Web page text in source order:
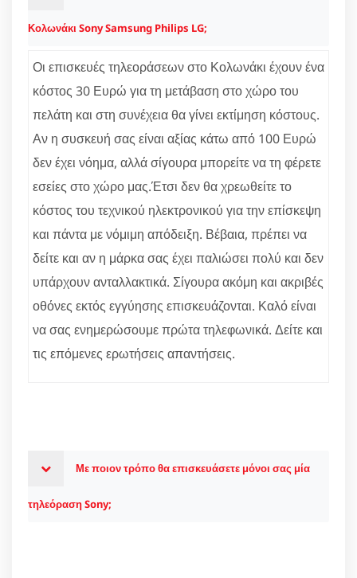
Κολωνάκι Sony Samsung Philips LG;
Οι επισκευές τηλεοράσεων στο Κολωνάκι έχουν ένα
κόστος 30 Ευρώ για τη μετάβαση στο χώρο του
πελάτη και στη συνέχεια θα γίνει εκτίμηση κόστους.
Αν η συσκευή σας είναι αξίας κάτω από 100 Ευρώ
δεν έχει νόημα, αλλά σίγουρα μπορείτε να τη φέρετε
εσείες στο χώρο μας.Έτσι δεν θα χρεωθείτε το
κόστος του τεχνικού ηλεκτρονικού για την επίσκεψη
και πάντα με νόμιμη απόδειξη. Βέβαια, πρέπει να
δείτε και αν η μάρκα σας έχει παλιώσει πολύ και δεν
υπάρχουν ανταλλακτικά. Σίγουρα ακόμη και ακριβές
οθόνες εκτός εγγύησης επισκευάζονται. Καλό είναι
να σας ενημερώσουμε πρώτα τηλεφωνικά. Δείτε και
τις επόμενες ερωτήσεις απαντήσεις.
Με ποιον τρόπο θα επισκευάσετε μόνοι σας μία
τηλεόραση Sony;